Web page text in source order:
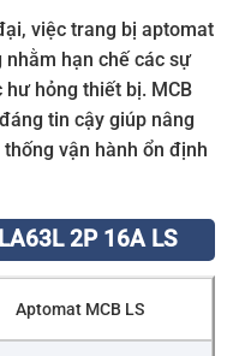
việc trang bị aptomat
hạn chế các sự
hỏng thiết bị. MCB
tin cậy giúp nâng
vận hành ổn định
2P 16A LS
Aptomat MCB LS